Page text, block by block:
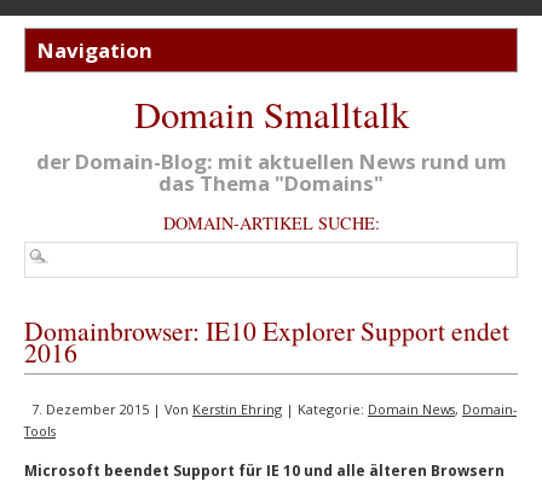
Domain Smalltalk
der Domain-Blog: mit aktuellen News rund um
das Thema "Domains"
DOMAIN-ARTIKEL SUCHE:
Domainbrowser: IE10 Explorer Support endet
2016
7. Dezember 2015 | Von Kerstin Ehring | Kategorie: Domain News, Domain-
Tools
Microsoft beendet Support für IE 10 und alle älteren Browsern